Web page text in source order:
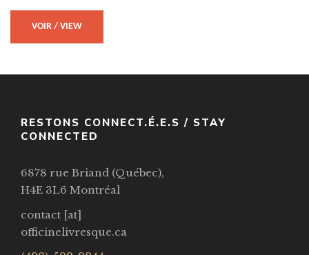
VOIR / VIEW
RESTONS CONNECT.É.E.S / STAY
CONNECTED
6878 rue Briand (Québec),
H4E 3L6 Montréal
contact [at]
officinelivresque.ca